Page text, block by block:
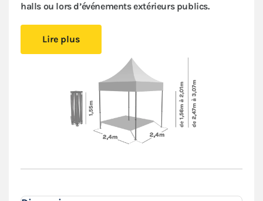
halls ou lors d’événements extérieurs publics.
facilement dans votre véhicule. Le
sans outilvous offre un véritable confort de
Installez-vous rapidement où vous le souhaitez et
protégez-vous des aléas de la météo.
Le toit et les murs de ce barnum 2,4x2,4msont en
polyester avec enduction PVC de 380 g/m². Le toit est
renforcé aux angles et sur les coutures, et la bâche
100% étanche
L'armature hexagonale en aluminium assure solidité
Lire plus